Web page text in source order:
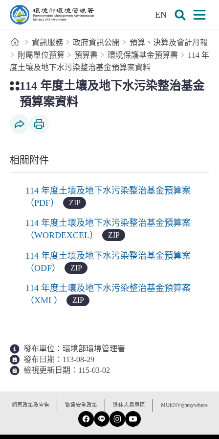
跳到主要內容區塊
EN
首頁資訊服務 政府資訊公開
預算、決算及會計月報
附屬單位預算
預算書 環境保護基金預算書
114 年
度土壤及地下水污染整治基金預算案資料
114 年度土壤及地下水污染整治基金
預算案資料
相關附件
114 年度土壤及地下水污染整治基金預算案
（PDF）
ZIP
114 年度土壤及地下水污染整治基金預算案
（WORDEXCEL）
ZIP
114 年度土壤及地下水污染整治基金預算案
（ODF）
ZIP
114 年度土壤及地下水污染整治基金預算案
（XML）
ZIP
發布單位： 環境部環境管理署
發布日期： 113-08-29
檢視更新日期： 115-03-02
網頁政策及宣告 資通安全政策 退休人員專區 MOENV@anywhere
Facebook
LineInstagram
YouTube